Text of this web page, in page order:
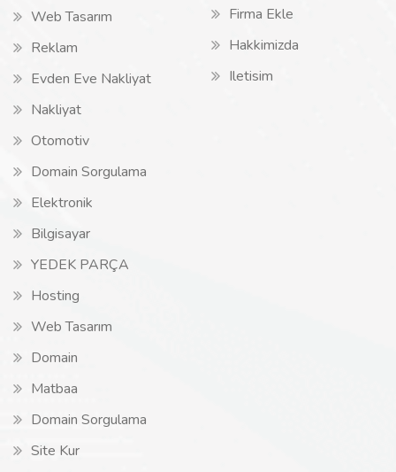
Web Tasarım
Reklam
Evden Eve Nakliyat
Nakliyat
Otomotiv
Domain Sorgulama
Elektronik
Bilgisayar
YEDEK PARÇA
Hosting
Web Tasarım
Domain
Matbaa
Domain Sorgulama
Site Kur
Firma Ekle
Hakkimizda
Iletisim